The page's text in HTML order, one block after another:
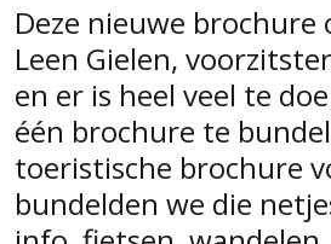
Deze nieuwe
Leen Gielen,
en er is heel veel te
één brochure te
toeristische brochure
bundelden we die